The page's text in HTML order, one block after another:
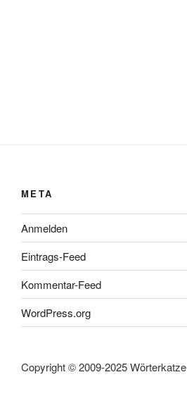
META
Anmelden
Eintrags-Feed
Kommentar-Feed
WordPress.org
Copyright © 2009-2025 Wörterkatze